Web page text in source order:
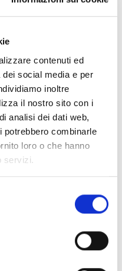
contenuti ed
social media e per
inoltre
il nostro sito con i
analisi dei dati web,
potrebbero combinarle
loro o che hanno
servizi.
processo che
alle famiglie
rilevanti per
migratoria,
base.
estremamente
crisi riceveranno un
di accesso alla